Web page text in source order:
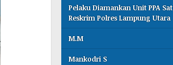
Pelaku Diamankan Unit PPA Sat
Reskrim Polres Lampung Utara
M.M
Mankodri S